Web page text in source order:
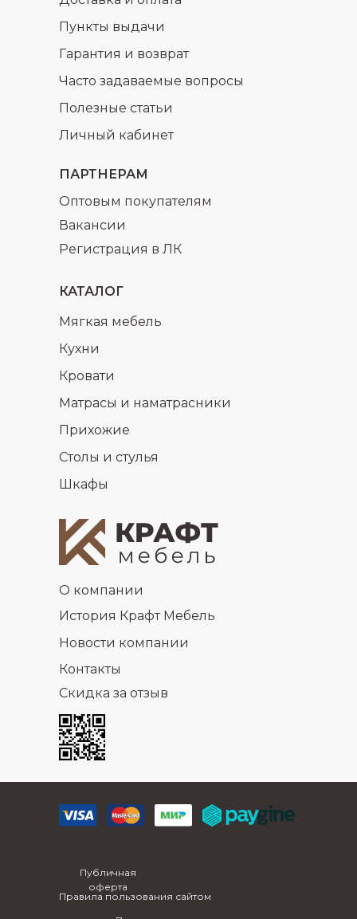
ПАРТНЕРАМ
Регистрация в ЛК
Оптовым покупателям
Вакансии
КАТАЛОГ
Кухни
Мягкая мебель
Кровати
Матрасы и наматрасники
Прихожие
Столы и стулья
Шкафы
Часто задаваемые вопросы
Гарантия и возврат
Полезные статьи
Пункты выдачи
Личный кабинет
О компании
История Крафт Мебель
Новости компании
Контакты
Скидка за отзыв
Публичная
оферта
Правила пользования сайтом